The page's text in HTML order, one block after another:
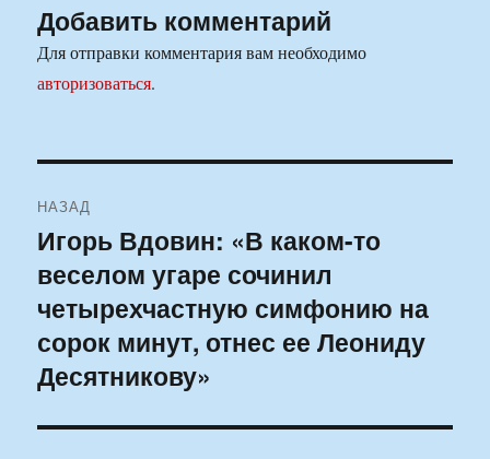
Добавить комментарий
Для отправки комментария вам необходимо
авторизоваться.
по
записям
НАЗАД
Предыдущая
запись:
Игорь Вдовин: «В каком-то
веселом угаре сочинил
четырехчастную симфонию на
сорок минут, отнес ее Леониду
Десятникову»